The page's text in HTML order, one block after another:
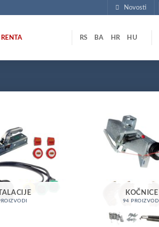
Novosti
RENTA RS BA HR HU
KOČNICE
94 PROIZVODI